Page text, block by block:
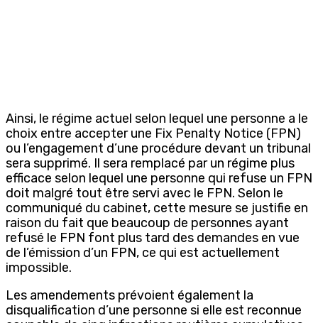
Ainsi, le régime actuel selon lequel une personne a le
choix entre accepter une Fix Penalty Notice (FPN)
ou l’engagement d’une procédure devant un tribunal
sera supprimé. Il sera remplacé par un régime plus
efficace selon lequel une personne qui refuse un FPN
doit malgré tout être servi avec le FPN. Selon le
communiqué du cabinet, cette mesure se justifie en
raison du fait que beaucoup de personnes ayant
refusé le FPN font plus tard des demandes en vue
de l’émission d’un FPN, ce qui est actuellement
impossible.
Les amendements prévoient également la
disqualification d’une personne si elle est reconnue